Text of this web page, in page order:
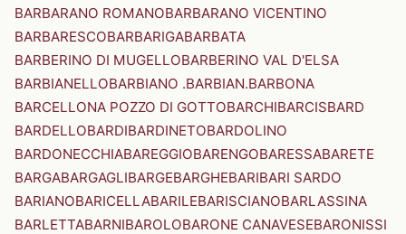
BARBARANO ROMANOBARBARANO VICENTINO
BARBARESCOBARBARIGABARBATA
BARBERINO DI MUGELLOBARBERINO VAL D'ELSA
BARBIANELLOBARBIANO .BARBIAN.BARBONA
BARCELLONA POZZO DI GOTTOBARCHIBARCISBARD
BARDELLOBARDIBARDINETOBARDOLINO
BARDONECCHIABAREGGIOBARENGOBARESSABARETE
BARGABARGAGLIBARGEBARGHEBARIBARI SARDO
BARIANOBARICELLABARILEBARISCIANOBARLASSINA
BARLETTABARNIBAROLOBARONE CANAVESEBARONISSI